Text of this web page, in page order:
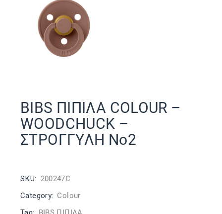
BIBS ΠΙΠΙΛΑ COLOUR –
WOODCHUCK –
ΣΤΡΟΓΓΥΛΗ No2
SKU: 200247C
Category: Colour